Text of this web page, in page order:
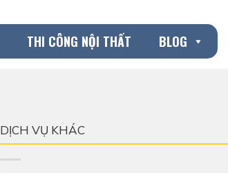
THI CÔNG NỘI THẤT BLOG
DỊCH VỤ KHÁC